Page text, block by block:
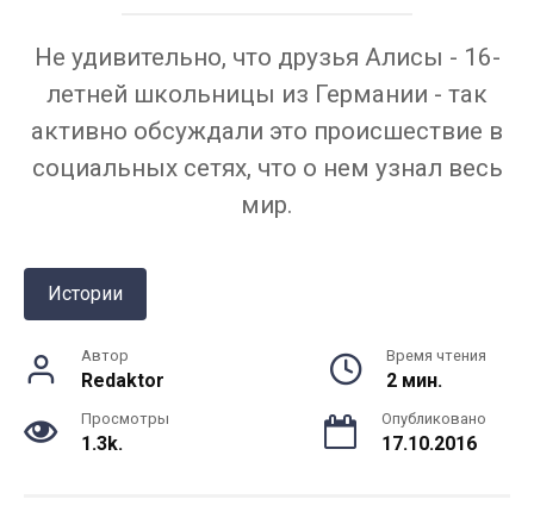
Не удивительно, что друзья Алисы - 16-
летней школьницы из Германии - так
активно обсуждали это происшествие в
социальных сетях, что о нем узнал весь
мир.
Истории
Автор
Redaktor
Время чтения
2 мин.
Просмотры
1.3k.
Опубликовано
17.10.2016